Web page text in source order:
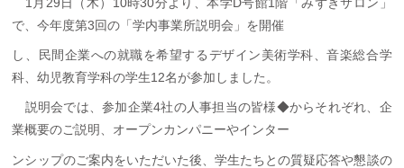
で、今年度第3回の「学内事業所説明会」を開催
し、民間企業への就職を希望するデザイン美術学科、音楽総合学
科、幼児教育学科の学生12名が参加しました。
説明会では、参加企業4社の人事担当の皆様◆からそれぞれ、企
業概要のご説明、オープンカンパニーやインター
ンシップのご案内をいただいた後、学生たちとの質疑応答や懇談の